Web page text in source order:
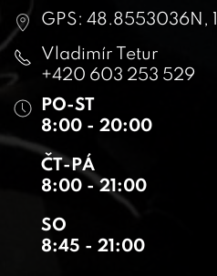
GPS: 48.8553036N,
Vladimír Tetur
+420 603 253 529
PO-ST
8:00 - 20:00
ČT-PÁ
8:00 - 21:00
SO
8:45 - 21:00